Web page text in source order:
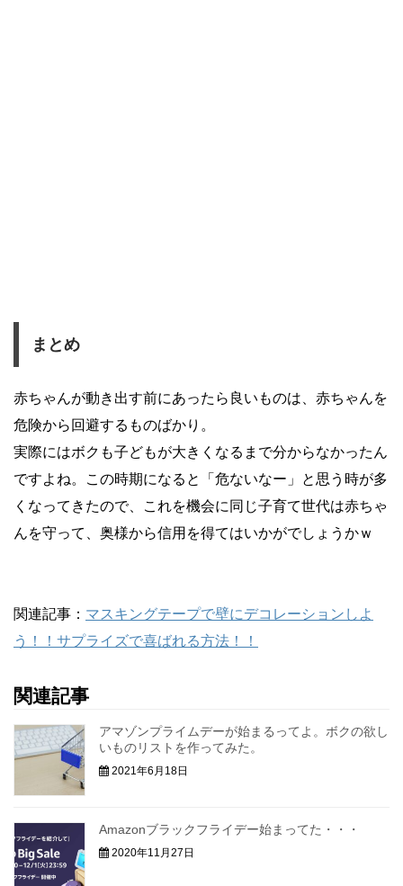
まとめ
赤ちゃんが動き出す前にあったら良いものは、赤ちゃんを
危険から回避するものばかり。
実際にはボクも子どもが大きくなるまで分からなかったん
ですよね。この時期になると「危ないなー」と思う時が多
くなってきたので、これを機会に同じ子育て世代は赤ちゃ
んを守って、奥様から信用を得てはいかがでしょうかｗ
関連記事： マスキングテープで壁にデコレーションしよ
う！！サプライズで喜ばれる方法！！
関連記事
アマゾンプライムデーが始まるってよ。ボクの欲し
いものリストを作ってみた。
2021年6月18日
Amazonブラックフライデー始まってた・・・
2020年11月27日